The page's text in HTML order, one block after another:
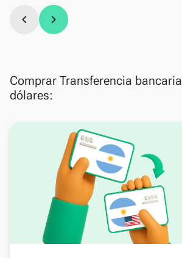
chevron_left chevron_right
Comprar Transferencia
dólares: